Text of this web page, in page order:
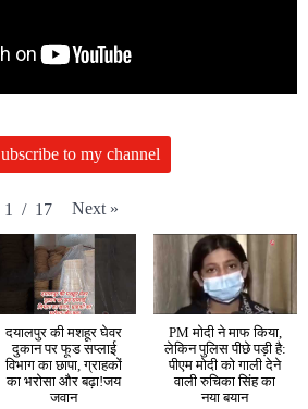
to my channel
1 / 17 Next »
दयालपुर की मशहूर घेवर
दुकान पर फूड सप्लाई
विभाग का छापा, ग्राहकों
का भरोसा और बढ़ा!जय
जवान
PM मोदी ने माफ किया,
लेकिन पुलिस पीछे पड़ी है:
पीएम मोदी को गाली देने
वाली रुचिका सिंह का
नया बयान